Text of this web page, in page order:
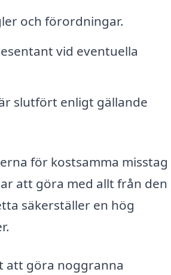
och förordningar.
vid eventuella
slutfört enligt gällande
för kostsamma misstag
att göra med allt från den
säkerställer en hög
att göra noggranna